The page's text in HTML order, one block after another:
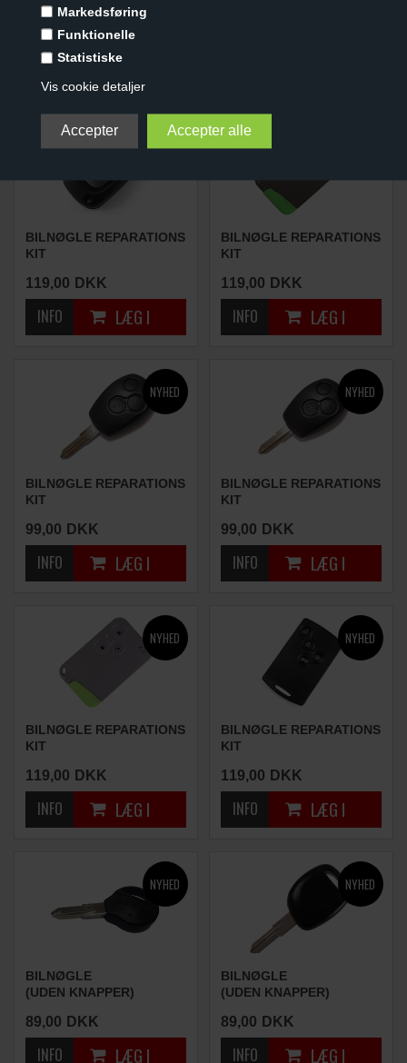
Markedsføring
Funktionelle
Statistiske
Vis cookie detaljer
KIT
99,00 DKK
BILNØGLE REPARATIONS
KIT
119,00 DKK
BILNØGLE REPARATIONS
KIT
119,00 DKK
BILNØGLE REPARATIONS
KIT
99,00 DKK
BILNØGLE REPARATIONS
KIT
99,00 DKK
BILNØGLE REPARATIONS
KIT
119,00 DKK
BILNØGLE REPARATIONS
KIT
119,00 DKK
BILNØGLE
(UDEN KNAPPER)
89,00 DKK
BILNØGLE
(UDEN KNAPPER)
89,00 DKK